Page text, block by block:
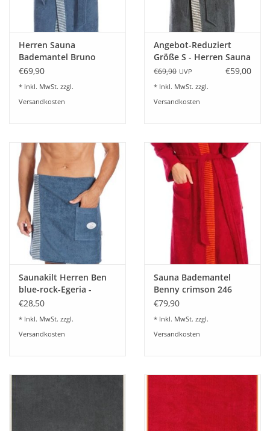
Herren Sauna
Bademantel Bruno
blue-rock
€69,90
* Inkl. MwSt. zzgl.
Versandkosten
Angebot-Reduziert
Größe S - Herren Sauna
Bademantel Bruno
€69,90 UVP €59,00
* Inkl. MwSt. zzgl.
Versandkosten
Saunakilt Herren Ben
blue-rock-Egeria -
€28,50
* Inkl. MwSt. zzgl.
Versandkosten
Sauna Bademantel
Benny crimson 246
€79,90
* Inkl. MwSt. zzgl.
Versandkosten